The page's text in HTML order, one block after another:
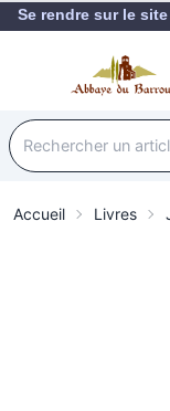
Se rendre sur le
Accueil Livres